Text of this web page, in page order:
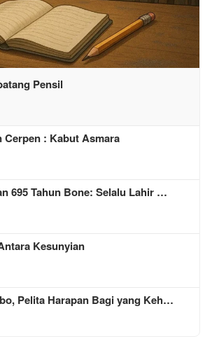
Pensil
Cerpen : Kabut Asmara
695 Tahun Bone: Selalu Lahir …
Kesunyian
Pelita Harapan Bagi yang Keh…